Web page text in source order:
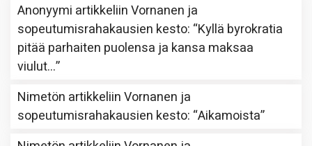
Anonyymi artikkeliinVornanen ja
sopeutumisrahakausien kesto: “Kyllä byrokratia
pitää parhaiten puolensa ja kansa maksaa
viulut…”
Nimetön artikkeliinVornanen ja
sopeutumisrahakausien kesto: “Aikamoista”